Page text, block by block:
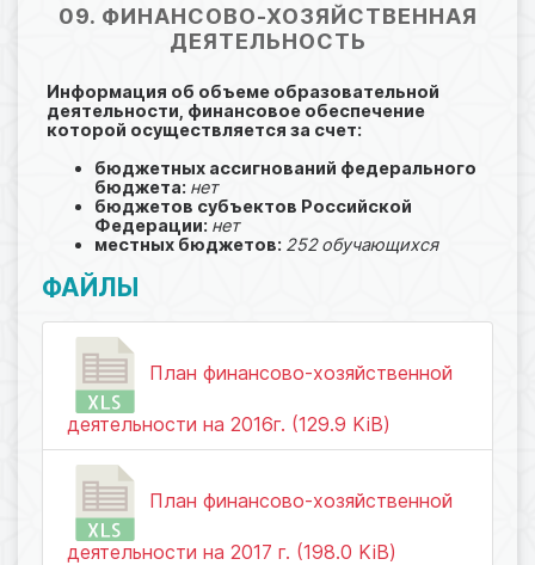
09. ФИНАНСОВО-ХОЗЯЙСТВЕННАЯ
ДЕЯТЕЛЬНОСТЬ
Информация об объеме образовательной
деятельности, финансовое обеспечение
которой осуществляется за счет:
бюджетных ассигнований федерального
бюджета: нет
бюджетов субъектов Российской
Федерации: нет
местных бюджетов: 252 обучающихся
ФАЙЛЫ
План финансово-хозяйственной
деятельности на 2016г. (129.9 KiB)
План финансово-хозяйственной
деятельности на 2017 г. (198.0 KiB)